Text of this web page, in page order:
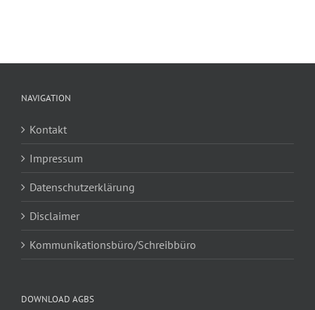
NAVIGATION
Kontakt
Impressum
Datenschutzerklärung
Disclaimer
Kommunikationsbüro/Schreibbüro
DOWNLOAD AGBS